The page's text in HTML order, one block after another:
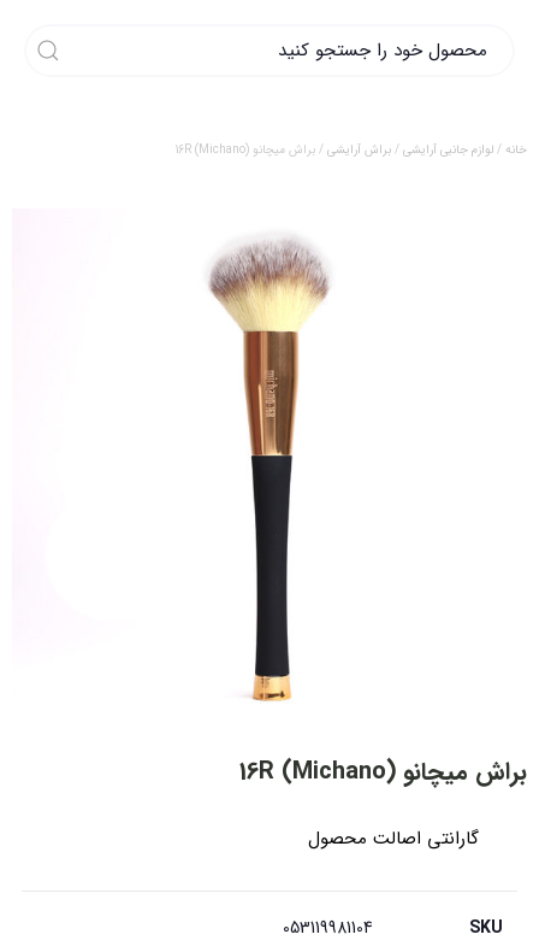
خانه / لوازم جانبی آرایشی / براش آرایشی / براش میچانو 16R (Michano)
براش میچانو 16R (Michano)
گارانتی اصالت محصول
SKU
053119981104